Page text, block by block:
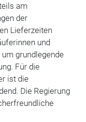
am
der
Lieferzeiten
und
grundlegende
Für die
ist die
Die Regierung